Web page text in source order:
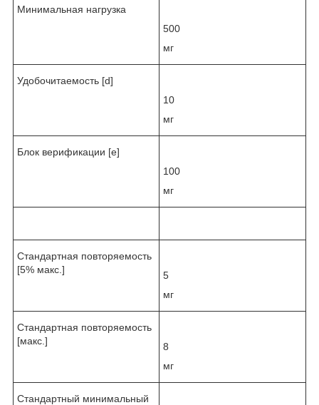
Минимальная нагрузка
500
мг
Удобочитаемость [d]
10
мг
Блок верификации [e]
100
мг
Стандартная повторяемость
[5% макс.]
5
мг
Стандартная повторяемость
[макс.]
8
мг
Стандартный минимальный